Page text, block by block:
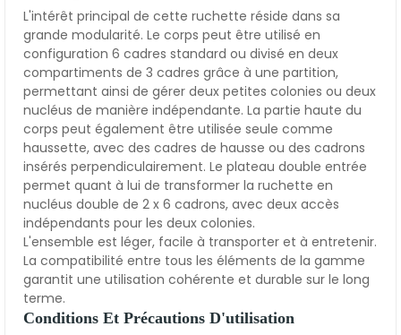
L'intérêt principal de cette ruchette réside dans sa
grande modularité. Le corps peut être utilisé en
configuration 6 cadres standard ou divisé en deux
compartiments de 3 cadres grâce à une partition,
permettant ainsi de gérer deux petites colonies ou deux
nucléus de manière indépendante. La partie haute du
corps peut également être utilisée seule comme
haussette, avec des cadres de hausse ou des cadrons
insérés perpendiculairement. Le plateau double entrée
permet quant à lui de transformer la ruchette en
nucléus double de 2 x 6 cadrons, avec deux accès
indépendants pour les deux colonies.
L'ensemble est léger, facile à transporter et à entretenir.
La compatibilité entre tous les éléments de la gamme
garantit une utilisation cohérente et durable sur le long
terme.
Conditions Et Précautions D'utilisation